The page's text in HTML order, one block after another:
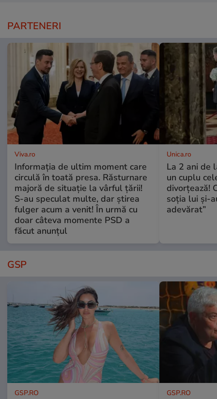
PARTENERI
Viva.ro
Informația de ultim moment care
circulă în toată presa. Răsturnare
majoră de situație la vârful țării!
S-au speculat multe, dar știrea
fulger acum a venit! În urmă cu
doar câteva momente PSD a
făcut anunțul
Unica.ro
La 2 ani de
un cuplu
divorțează!
soția lui și-
adevărat”
GSP
GSP.RO GSP.RO